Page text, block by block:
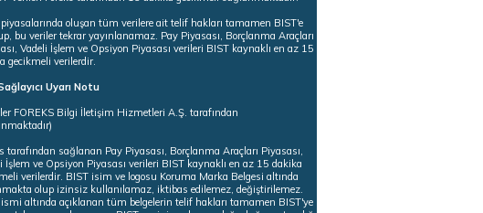
oluşan tüm verilere ait telif hakları tamamen BIST'e
bu veriler tekrar yayınlanamaz. Pay Piyasası, Borçlanma Araçları
Vadeli İşlem ve Opsiyon Piyasası verileri BIST kaynaklı en az 15
gecikmeli verilerdir.
Uyarı Notu
FOREKS Bilgi İletişim Hizmetleri A.Ş. tarafından
tarafından sağlanan Pay Piyasası, Borçlanma Araçları Piyasası,
İşlem ve Opsiyon Piyasası verileri BIST kaynaklı en az 15 dakika
verilerdir. BIST isim ve logosu Koruma Marka Belgesi altında
olup izinsiz kullanılamaz, iktibas edilemez, değiştirilemez.
altında açıklanan tüm belgelerin telif hakları tamamen BIST'ye